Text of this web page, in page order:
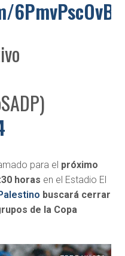
6PmvPscOvB
para el próximo
horas en el Estadio El
buscará cerrar
de la Copa